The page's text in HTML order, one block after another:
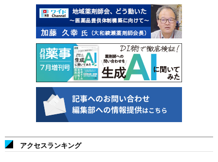
アクセスランキング